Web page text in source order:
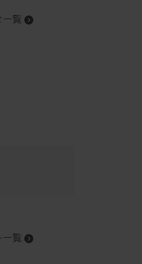
一覧
覧